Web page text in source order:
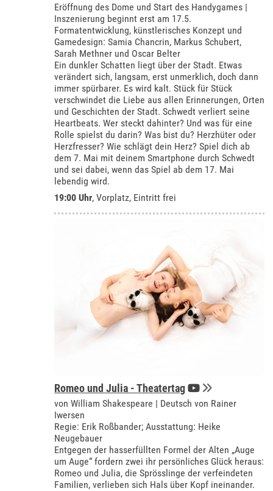
Eröffnung des Dome und Start des Handygames |
Inszenierung beginnt erst am 17.5.
Formatentwicklung, künstlerisches Konzept und
Gamedesign: Samia Chancrin, Markus Schubert,
Sarah Methner und Oscar Belter
Ein dunkler Schatten liegt über der Stadt. Etwas
verändert sich, langsam, erst unmerklich, doch dann
immer spürbarer. Es wird kalt. Stück für Stück
verschwindet die Liebe aus allen Erinnerungen, Orten
und Geschichten der Stadt. Schwedt verliert seine
Heartbeats. Wer steckt dahinter? Und was für eine
Rolle spielst du darin? Was bist du? Herzhüter oder
Herzfresser? Wie schlägt dein Herz? Spiel dich ab
dem 7. Mai mit deinem Smartphone durch Schwedt
und sei dabei, wenn das Spiel ab dem 17. Mai
lebendig wird.
19:00 Uhr, Vorplatz, Eintritt frei
Romeo und Julia - Theatertag
von William Shakespeare | Deutsch von Rainer
Iwersen
Regie: Erik Roßbander; Ausstattung: Heike
Neugebauer
Entgegen der hasserfüllten Formel der Alten „Auge
um Auge“ fordern zwei ihr persönliches Glück heraus:
Romeo und Julia, die Sprösslinge der verfeindeten
Familien, verlieben sich Hals über Kopf ineinander.